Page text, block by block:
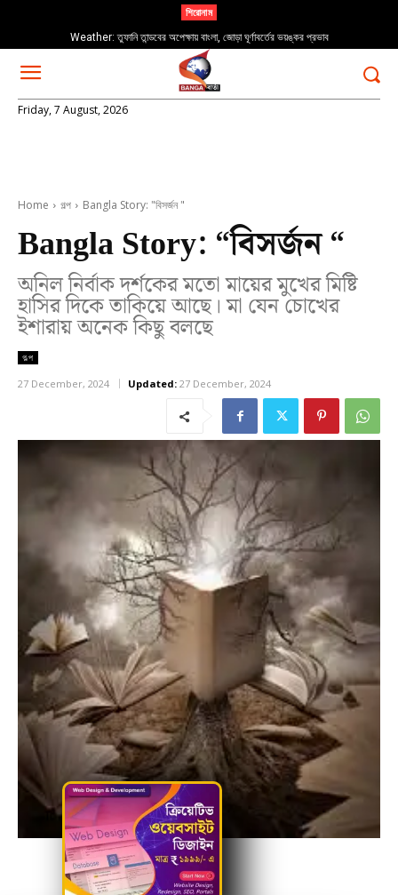
শিরোনাম
Weather: তুফানি তান্ডবের অপেক্ষায় বাংলা, জোড়া ঘূর্ণাবর্তের ভয়ঙ্কর প্রভাব
Friday, 7 August, 2026
Home গল্প Bangla Story: "বিসর্জন "
Bangla Story: “বিসর্জন “
অনিল নির্বাক দর্শকের মতো মায়ের মুখের মিষ্টি
হাসির দিকে তাকিয়ে আছে। মা যেন চোখের
ইশারায় অনেক কিছু বলছে
গল্প
27 December, 2024 Updated: 27 December, 2024